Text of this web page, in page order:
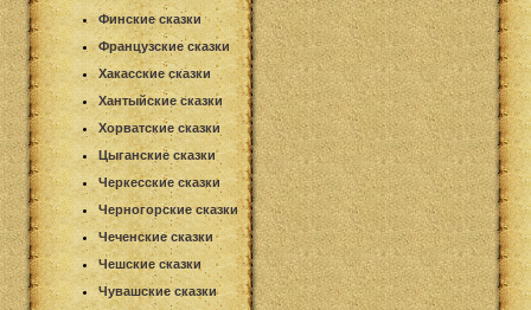
Финские сказки
Французские сказки
Хакасские сказки
Хантыйские сказки
Хорватские сказки
Цыганские сказки
Черкесские сказки
Черногорские сказки
Чеченские сказки
Чешские сказки
Чувашские сказки